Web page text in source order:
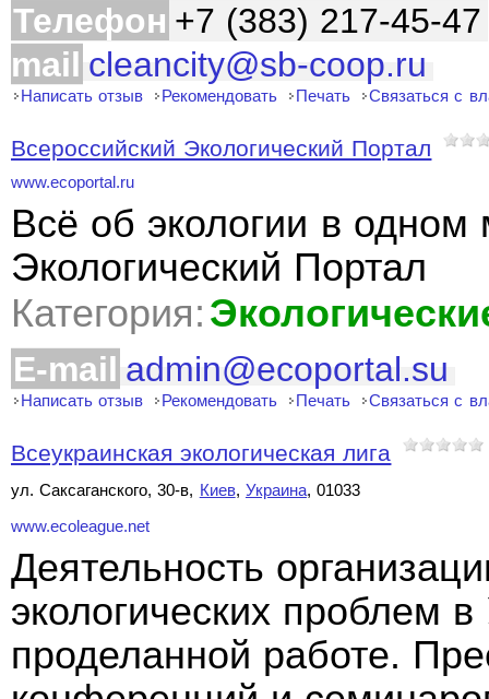
Телефон +7 (383) 217-45-47
mail cleancity@sb-coop.ru
Написать отзыв Рекомендовать Печать Связаться с
Всероссийский Экологический Портал
www.ecoportal.ru
Всё об экологии в одном
Экологический Портал
Категория:
E-mail admin@ecoportal.su
Написать отзыв Рекомендовать Печать Связаться с
Всеукраинская экологическая лига
ул. Саксаганского, 30-в, Киев, Украина, 01033
www.ecoleague.net
Деятельность
экологических проблем
проделанной работе.